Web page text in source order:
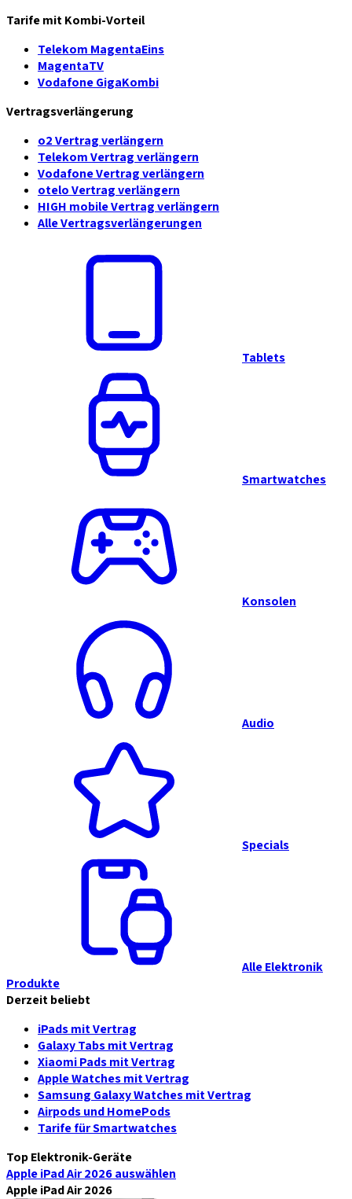
Tarife mit Kombi-Vorteil
Telekom MagentaEins
MagentaTV
Vodafone GigaKombi
Vertragsverlängerung
o2 Vertrag verlängern
Telekom Vertrag verlängern
Vodafone Vertrag verlängern
otelo Vertrag verlängern
HIGH mobile Vertrag verlängern
Alle Vertragsverlängerungen
Tablets
Smartwatches
Konsolen
Audio
Specials
Alle Elektronik
Produkte
Derzeit beliebt
iPads mit Vertrag
Galaxy Tabs mit Vertrag
Xiaomi Pads mit Vertrag
Apple Watches mit Vertrag
Samsung Galaxy Watches mit Vertrag
Airpods und HomePods
Tarife für Smartwatches
Top Elektronik-Geräte
Apple iPad Air 2026auswählen
Apple iPad Air 2026